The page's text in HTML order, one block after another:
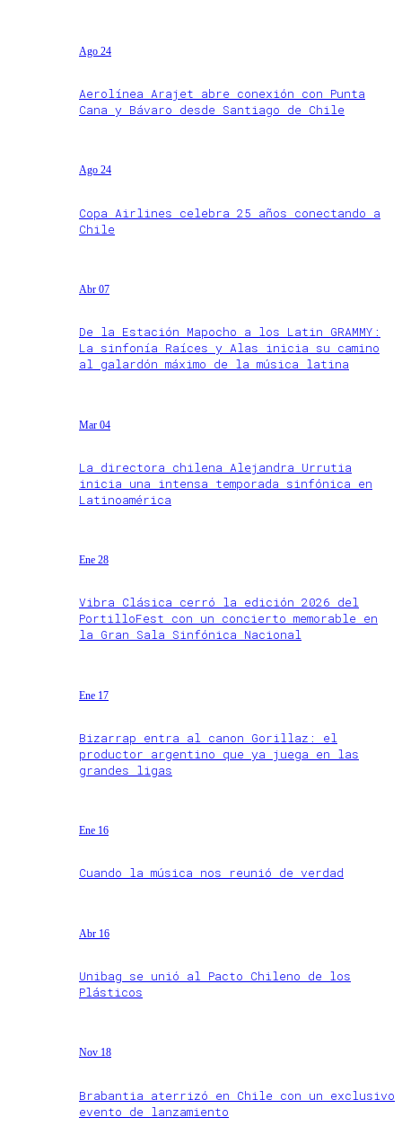
Ago 24
Aerolínea Arajet abre conexión con Punta
Cana y Bávaro desde Santiago de Chile
Ago 24
Copa Airlines celebra 25 años conectando a
Chile
Abr 07
De la Estación Mapocho a los Latin GRAMMY:
La sinfonía Raíces y Alas inicia su camino
al galardón máximo de la música latina
Mar 04
La directora chilena Alejandra Urrutia
inicia una intensa temporada sinfónica en
Latinoamérica
Ene 28
Vibra Clásica cerró la edición 2026 del
PortilloFest con un concierto memorable en
la Gran Sala Sinfónica Nacional
Ene 17
Bizarrap entra al canon Gorillaz: el
productor argentino que ya juega en las
grandes ligas
Ene 16
Cuando la música nos reunió de verdad
Abr 16
Unibag se unió al Pacto Chileno de los
Plásticos
Nov 18
Brabantia aterrizó en Chile con un exclusivo
evento de lanzamiento